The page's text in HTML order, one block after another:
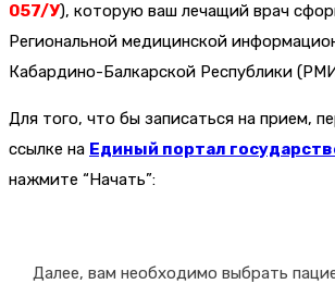
057/У), которую ваш лечащий врач
Региональной медицинской
Кабардино-Балкарской Республики
Для того, что бы записаться на прием,
ссылке на Единый портал
нажмите “Начать”:
Далее, вам необходимо выбрать